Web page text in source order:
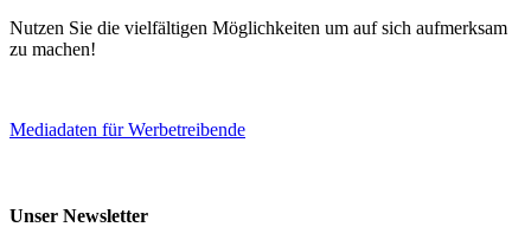
Nutzen Sie die vielfältigen Möglichkeiten um auf sich aufmerksam
zu machen!
Mediadaten für Werbetreibende
Unser Newsletter